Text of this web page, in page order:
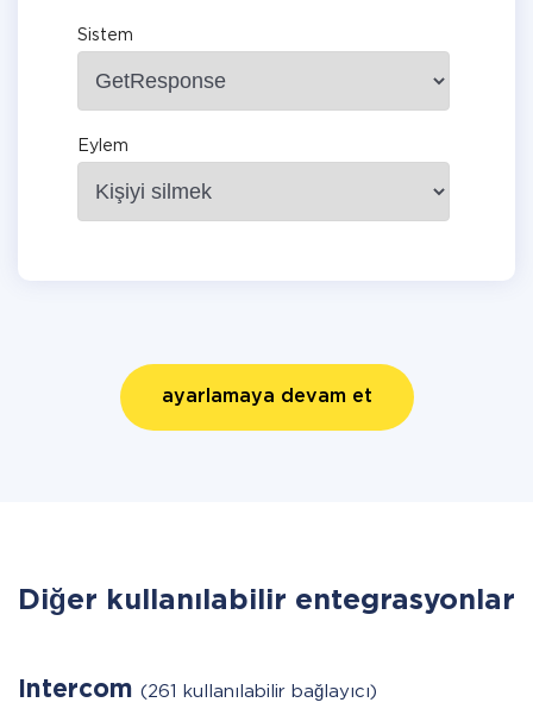
Sistem
Eylem
ayarlamaya devam et
Diğer kullanılabilir entegrasyonlar
Intercom (261 kullanılabilir bağlayıcı)